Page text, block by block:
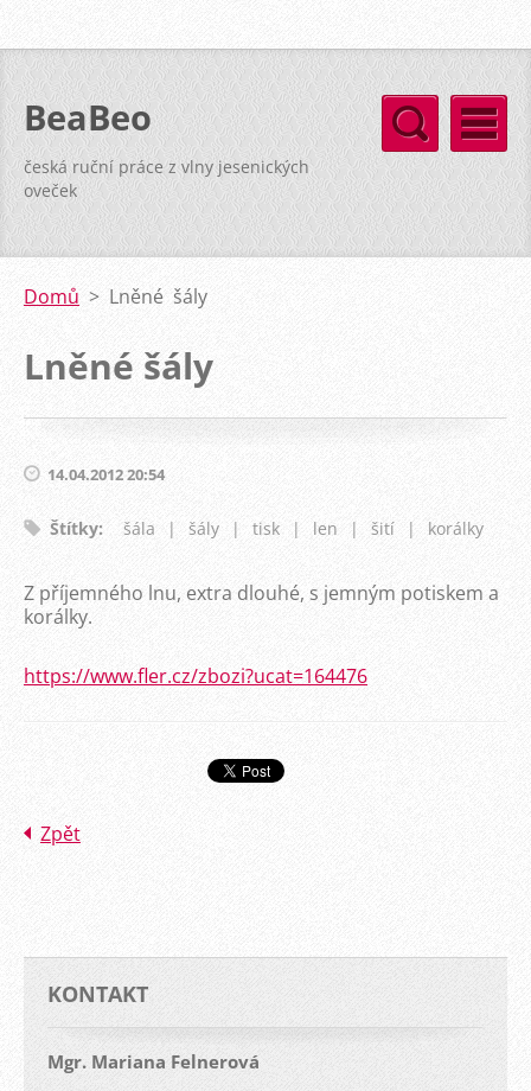
BeaBeo
česká ruční práce z vlny jesenických
oveček
Domů > Lněné šály
Lněné šály
14.04.2012 20:54
Štítky: šála | šály | tisk | len | šití | korálky
Z příjemného lnu, extra dlouhé, s jemným potiskem a
korálky.
https://www.fler.cz/zbozi?ucat=164476
Zpět
KONTAKT
Mgr. Mariana Felnerová